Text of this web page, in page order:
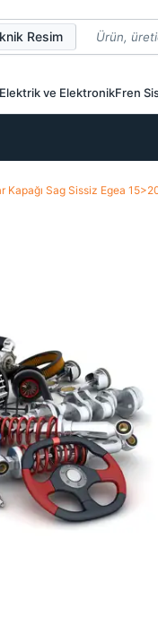
Resim
Elektrik ve ElektronikFren
Kapağı Sag Sissiz Egea